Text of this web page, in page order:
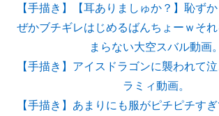
【手描き】【耳ありましゅか？】恥ず
ぜかブチギレはじめるばんちょーｗそ
まらない大空スバル動画。
【手描き】アイスドラゴンに襲われて
ラミィ動画。
【手描き】あまりにも服がピチピチす